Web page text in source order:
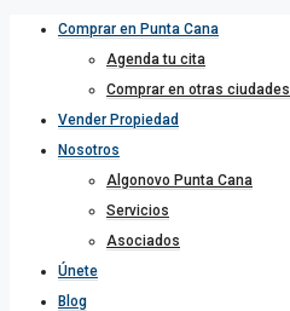
Comprar en Punta Cana
Agenda tu cita
Comprar en otras ciudades
Vender Propiedad
Nosotros
Algonovo Punta Cana
Servicios
Asociados
Únete
Blog